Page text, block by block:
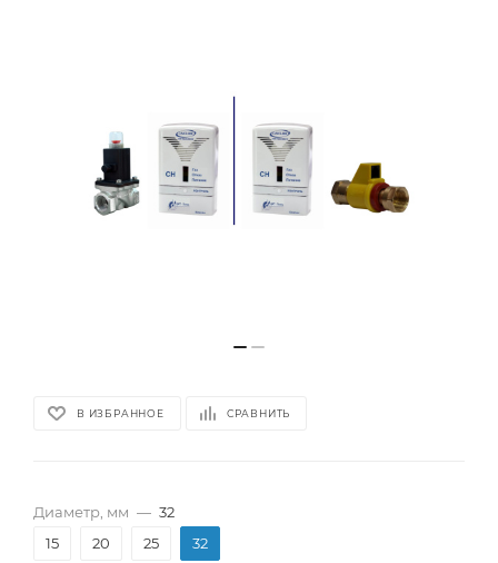
В ИЗБРАННОЕ СРАВНИТЬ
Диаметр, мм — 32
15
20 25 32